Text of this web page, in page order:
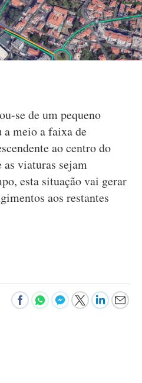
se de um pequeno
a meio a faixa de
ao centro do
as viaturas sejam
esta situação vai gerar
aos restantes